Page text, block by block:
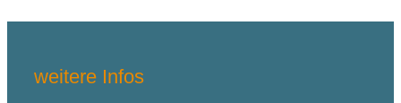
weitere Infos